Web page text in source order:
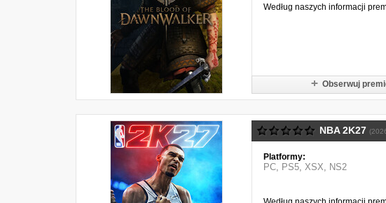
Według naszych informacji
Obserwuj
NBA 2K27
Platformy:
PC, PS5, XSX, NS2